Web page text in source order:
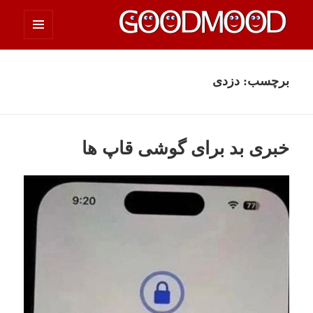
چیزای خووب مووب
برچسب:دزدی
خبری بد برای گوشی قاپ ها